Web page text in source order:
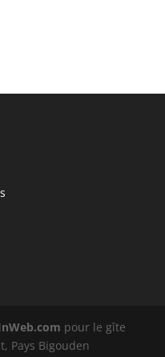
pour le gîte
Pays Bigouden